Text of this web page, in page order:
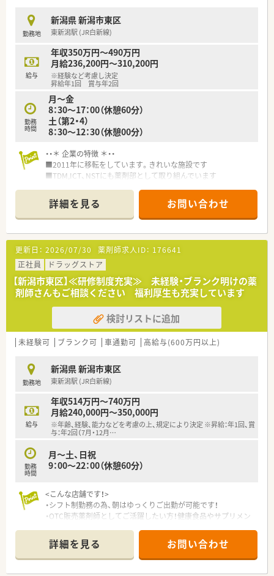
■調剤薬局事業のほか、介護施設の運営や開業支援など多角的な
事業を展開しています。
■市を跨ぐ異動はなく、地域に根差した医療提供施設の構築を目
指しております。
【職場環境と雰囲気】
■薬剤師の業務負担を軽減するため、調剤事務を積極的に配置し
■経営陣が40代、現場スタッフとの距離が近いため風通しの良
い雰囲気です。
■ヘルプ体制が前提のため、スタッフ同士が協力しやすく休みの
融通も利きやすいです。
勤務地
新潟県 新潟市東区
東新潟駅 (JR白新線)
給与
年収350万円～490万円
月給236,200円～310,200円
※経験など考慮し決定
昇給年1回 賞与年2回
勤務
時間
月～金
8：30～17：00（休憩60分）
土（第2・4）
8：30～12：30（休憩00分）
・・＊ 企業の特徴 ＊・・
■2011年に移転をしています。きれいな施設です
■TDM,ICT、NSTにも薬剤部として取り組んでいます
スメの急性期病院です。
詳細を見る お問い合わせ
更新日： 2026/07/30 薬剤師求人ID： 176641
正社員
ドラッグストア
【新潟市東区】≪研修制度充実≫ 未経験・ブランク明けの薬
剤師さんもご相談ください 福利厚生も充実しています
検討リストに追加
未経験可 ブランク可 車通勤可 高給与(600万円以上)
勤務地
新潟県 新潟市東区
東新潟駅 (JR白新線)
給与
年収514万円～740万円
月給240,000円～350,000円
※年齢、経験、能力などを考慮の上、規定により決定 ※昇給：年1回、賞
与：年2回（7月・12月…
勤務
時間
月～土、日祝
9：00～22：00（休憩60分）
<こんな店舗です！>
・シフト制勤務の為、朝はゆっくりご出勤が可能です！
・OTC販売薬剤師としてご活躍したい方！健康食品やサプリメン
きます。
・住宅街にあり、地域の患者様の健康を支えています。
詳細を見る お問い合わせ